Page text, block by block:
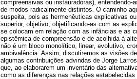
compreensivas ou instauradoras),
de modos radicalmente distintos. O caminho
suspeita, pois as hermenêuticas explicativas
superior, objetivo, objetificando-as com as
se colocam em relação com as infâncias e as
epistêmica de compreensão e de acolhida à
não é um bloco monolítico, linear, evolutivo,
ambivalência. Assim, discutiremos as visões
algumas contribuições advindas de Jorge
que, ao elaborarem um inventário das
como as diferenças nas relações